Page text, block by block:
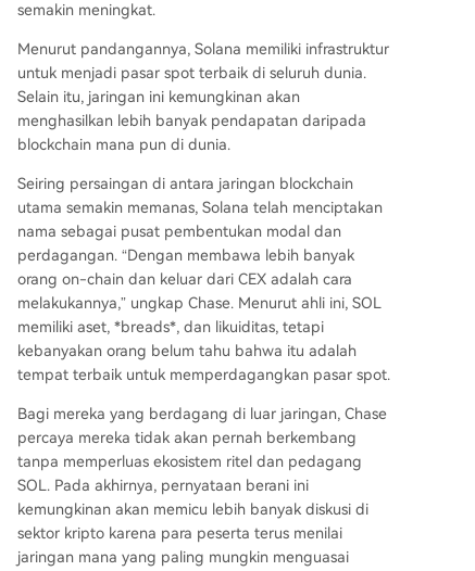
semakin meningkat.
Menurut pandangannya, Solana memiliki infrastruktur
untuk menjadi pasar spot terbaik di seluruh dunia.
Selain itu, jaringan ini kemungkinan akan
menghasilkan lebih banyak pendapatan daripada
blockchain mana pun di dunia.
Seiring persaingan di antara jaringan blockchain
utama semakin memanas, Solana telah menciptakan
nama sebagai pusat pembentukan modal dan
perdagangan. “Dengan membawa lebih banyak
orang on-chain dan keluar dari CEX adalah cara
melakukannya,” ungkap Chase. Menurut ahli ini, SOL
memiliki aset, *breads*, dan likuiditas, tetapi
kebanyakan orang belum tahu bahwa itu adalah
tempat terbaik untuk memperdagangkan pasar spot.
Bagi mereka yang berdagang di luar jaringan, Chase
percaya mereka tidak akan pernah berkembang
tanpa memperluas ekosistem ritel dan pedagang
SOL. Pada akhirnya, pernyataan berani ini
kemungkinan akan memicu lebih banyak diskusi di
sektor kripto karena para peserta terus menilai
jaringan mana yang paling mungkin menguasai